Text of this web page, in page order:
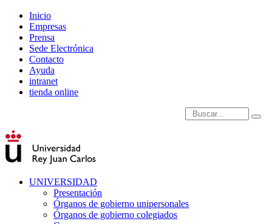
Inicio
Empresas
Prensa
Sede Electrónica
Contacto
Ayuda
intranet
tienda online
Introduce términos de
UNIVERSIDAD
Presentación
Órganos de gobierno unipersonales
Órganos de gobierno colegiados